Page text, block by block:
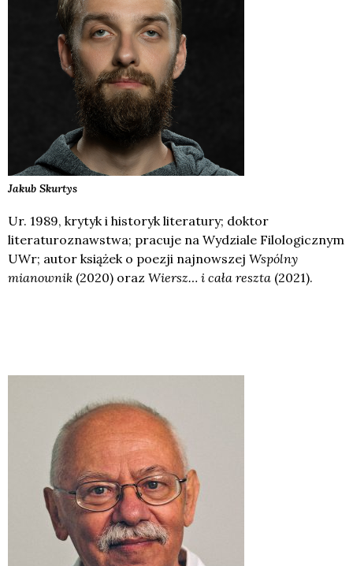
Jakub Skurtys
Ur. 1989, krytyk i historyk literatury; doktor
literaturoznawstwa; pracuje na Wydziale Filologicznym
UWr; autor książek o poezji najnowszej Wspólny
mianownik (2020) oraz Wiersz… i cała reszta (2021).